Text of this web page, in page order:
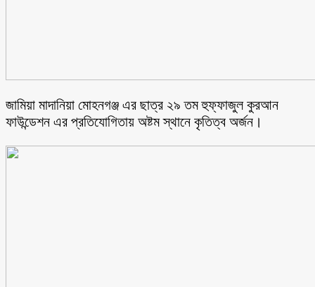
জামিয়া মাদানিয়া মোহনগঞ্জ এর ছাত্র ২৯ তম হুফ্ফাজুল কুরআন
ফাউন্ডেশন এর প্রতিযোগিতায় অষ্টম স্থানে কৃতিত্ব অর্জন।